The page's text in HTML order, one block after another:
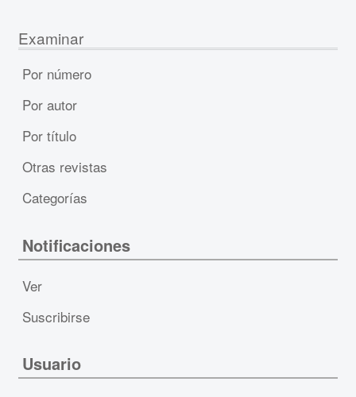
Examinar
Por número
Por autor
Por título
Otras revistas
Categorías
Notificaciones
Ver
Suscribirse
Usuario